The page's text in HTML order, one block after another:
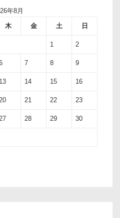
年8月
木 金 土 日
1 2
7 8 9
13 14 15 16
21 22 23
28 29 30